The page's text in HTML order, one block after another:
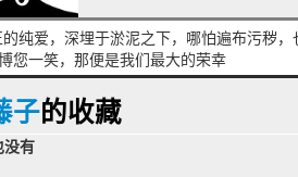
的纯爱，深埋于淤泥之下，哪怕遍布污秽
您一笑，那便是我们最大的荣幸
子的收藏
没有